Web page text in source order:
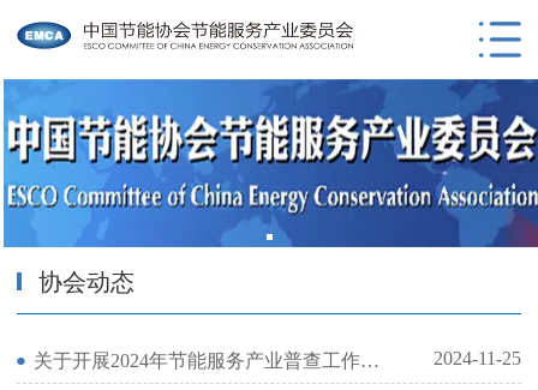
协会动态
关于开展2024年节能服务产业普查工作的通知 2024-11-25